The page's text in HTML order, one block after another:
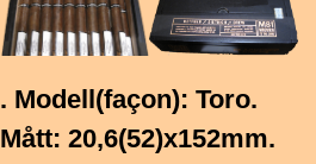
. Modell(façon): Toro.
Mått: 20,6(52)x152mm.